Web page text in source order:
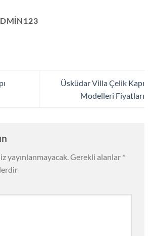
Üsküdar Villa Çelik Kapı
Modelleri Fiyatları
yayınlanmayacak.Gerekli alanlar *